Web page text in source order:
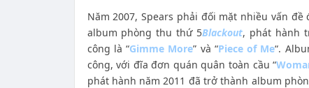
Năm 2007, Spears phải đối mặt nhiều vấn
album phòng thu thứ 5Blackout, phát hành
công là “Gimme More” và “Piece of Me“.
công, với đĩa đơn quán quân toàn cầu “
phát hành năm 2011 đã trở thành album